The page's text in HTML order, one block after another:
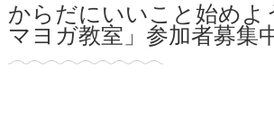
からだにいいこと始め
マヨガ教室」参加者募集